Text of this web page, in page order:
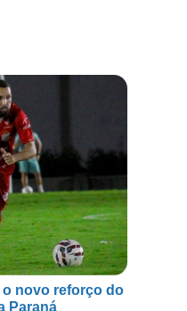
o novo reforço do
Paraná